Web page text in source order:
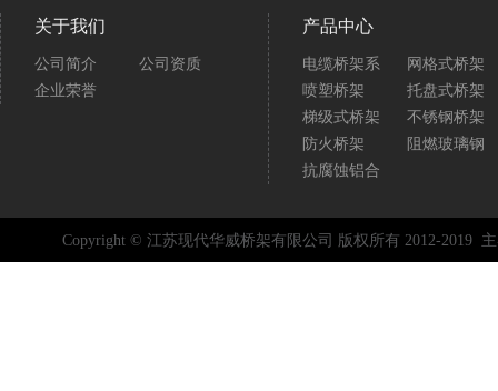
关于我们
公司简介
公司资质
企业荣誉
产品中心
电缆桥架系
网格式桥架
喷塑桥架
托盘式桥架
梯级式桥架
不锈钢桥架
防火桥架
阻燃玻璃钢
抗腐蚀铝合
Copyright © 江苏现代华威桥架有限公司 版权所有 2012-2019